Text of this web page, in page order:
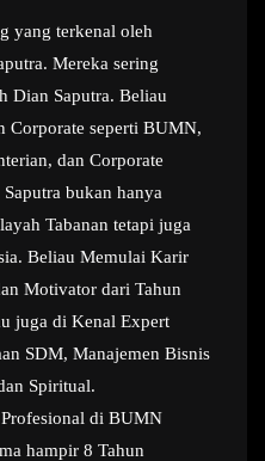
yang terkenal oleh
Mereka sering
Dian Saputra. Beliau
Corporate seperti BUMN,
dan Corporate
bukan hanya
Tabanan tetapi juga
Beliau Memulai Karir
Motivator dari Tahun
juga di Kenal Expert
SDM, Manajemen Bisnis
Spiritual.
Profesional di BUMN
hampir 8 Tahun